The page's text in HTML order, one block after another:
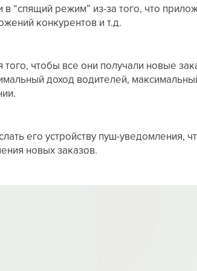
“спящий режим” из-за того, что
конкурентов и т.д.
чтобы все они получали новые
доход водителей,
его устройству пуш-уведомления,
новых заказов.